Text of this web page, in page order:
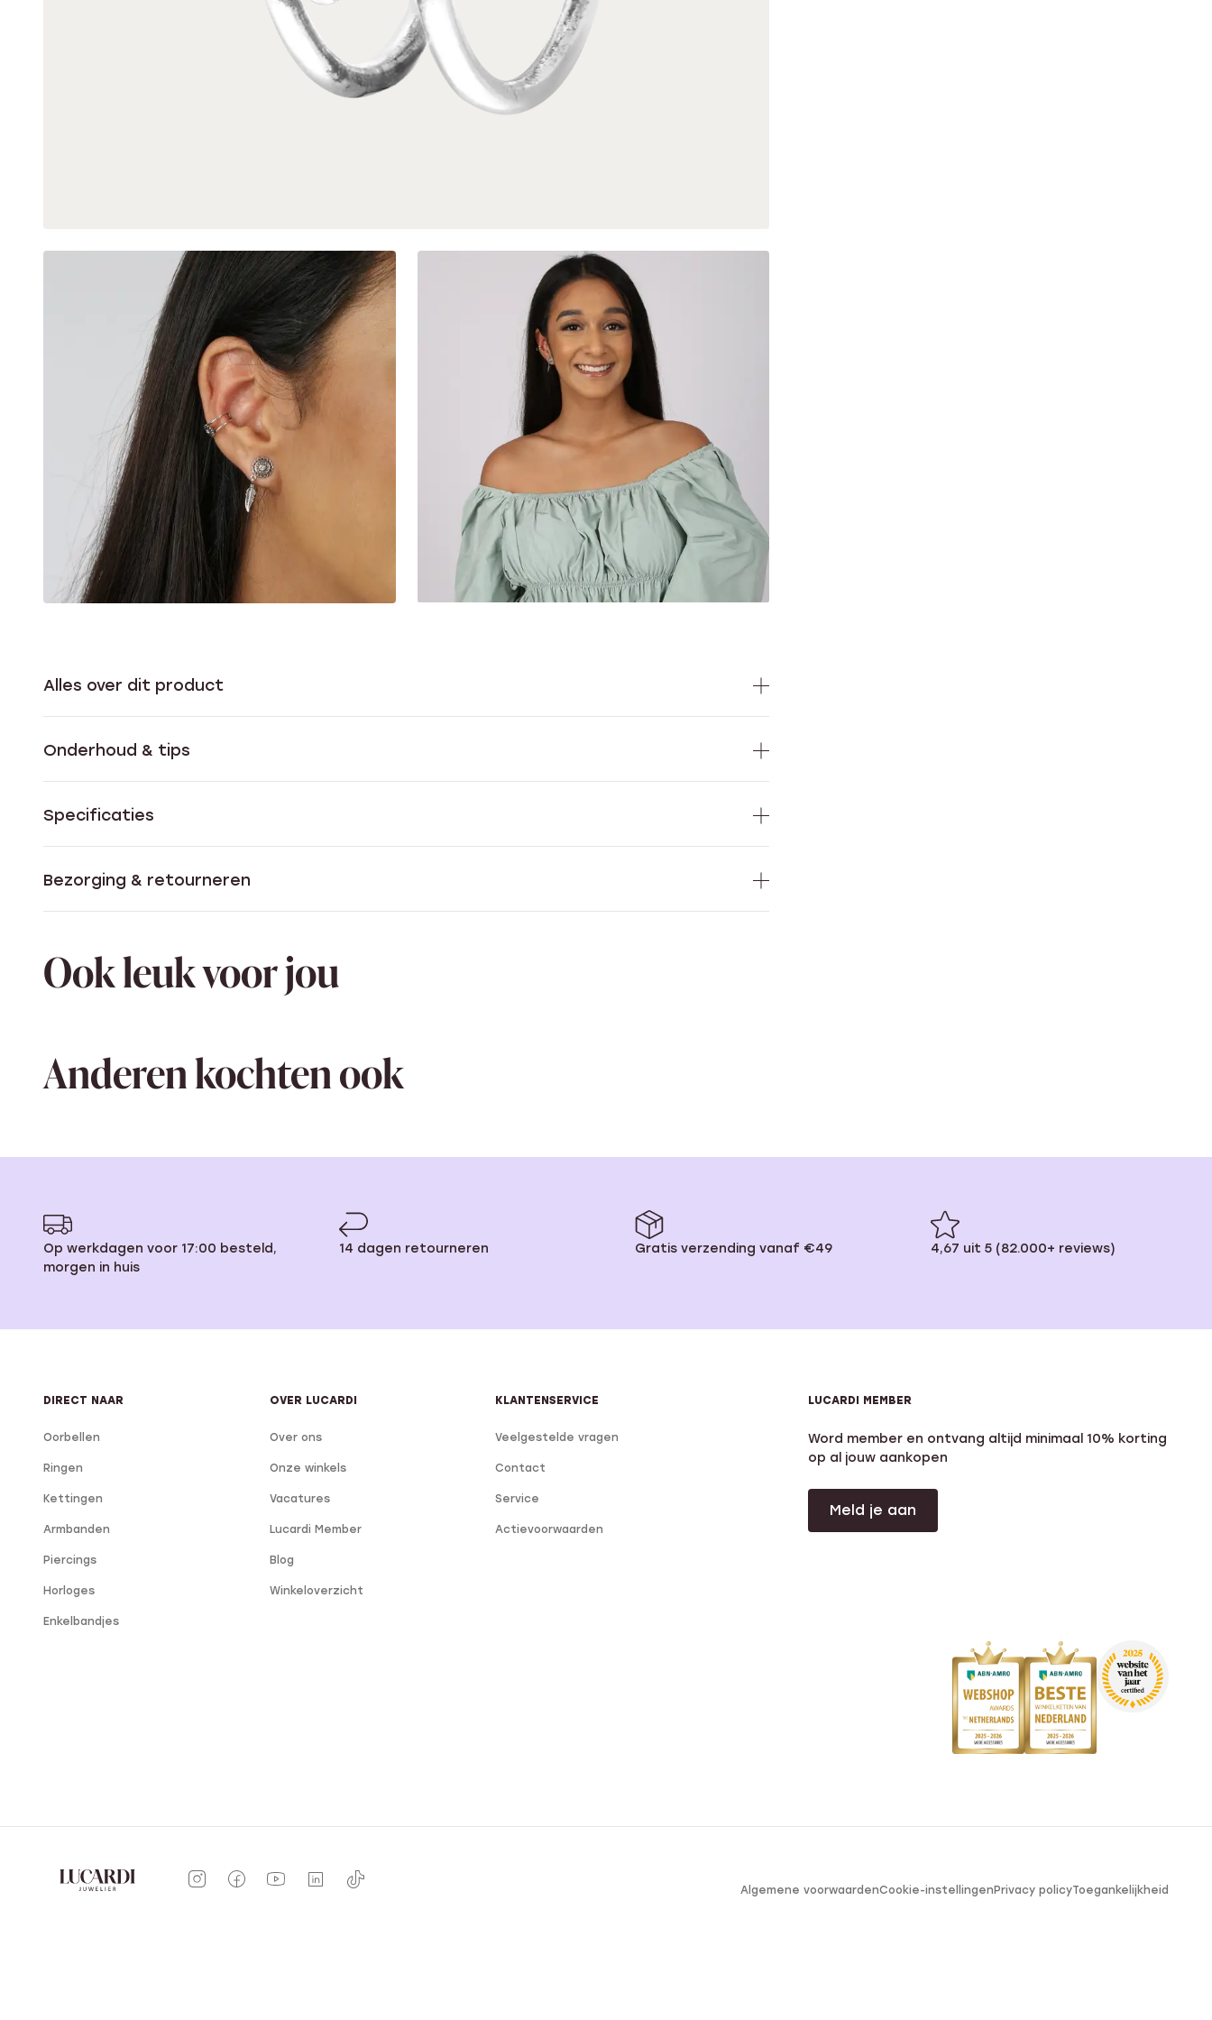
Alles over dit product
Onderhoud & tips
Specificaties
Bezorging & retourneren
Ook leuk voor jou
Anderen kochten ook
Op werkdagen voor 17:00 besteld,
morgen in huis
14 dagen retourneren Gratis verzending vanaf €49 4,67 uit 5 (82.000+ reviews)
DIRECT NAAR
Oorbellen
Ringen
Kettingen
Armbanden
Piercings
Horloges
Enkelbandjes
OVER LUCARDI
Over ons
Onze winkels
Vacatures
Lucardi Member
Blog
Winkeloverzicht
KLANTENSERVICE
Veelgestelde vragen
Contact
Service
Actievoorwaarden
LUCARDI MEMBER
Word member en ontvang altijd minimaal 10% korting
op al jouw aankopen
Meld je aan
Algemene voorwaardenCookie-instellingenPrivacy policyToegankelijkheid